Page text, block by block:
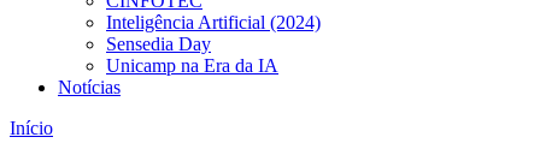
Inteligência Artificial (2024)
Sensedia Day
Unicamp na Era da IA
Notícias
Início